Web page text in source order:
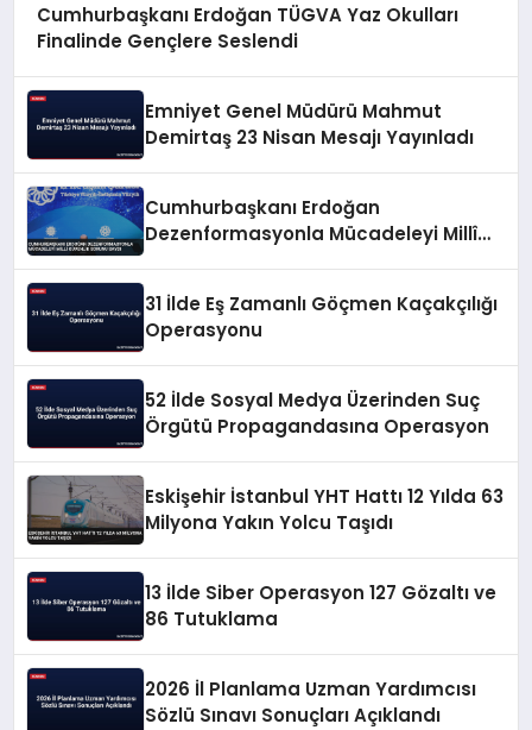
Cumhurbaşkanı Erdoğan TÜGVA Yaz Okulları
Finalinde Gençlere Seslendi
Emniyet Genel Müdürü Mahmut
Demirtaş 23 Nisan Mesajı Yayınladı
Cumhurbaşkanı Erdoğan
Dezenformasyonla Mücadeleyi Millî
31 İlde Eş Zamanlı Göçmen Kaçakçılığı
Operasyonu
52 İlde Sosyal Medya Üzerinden Suç
Örgütü Propagandasına Operasyon
Eskişehir İstanbul YHT Hattı 12 Yılda 63
Milyona Yakın Yolcu Taşıdı
13 İlde Siber Operasyon 127 Gözaltı ve
86 Tutuklama
2026 İl Planlama Uzman Yardımcısı
Sözlü Sınavı Sonuçları Açıklandı